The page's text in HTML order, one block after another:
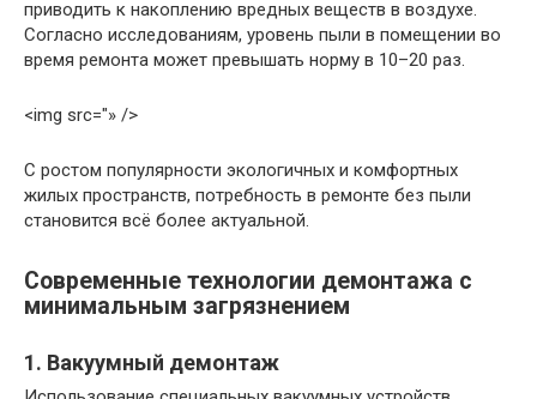
приводить к накоплению вредных веществ в воздухе.
Согласно исследованиям, уровень пыли в помещении во
время ремонта может превышать норму в 10–20 раз.
<img src="» />
С ростом популярности экологичных и комфортных
жилых пространств, потребность в ремонте без пыли
становится всё более актуальной.
Современные технологии демонтажа с
минимальным загрязнением
1. Вакуумный демонтаж